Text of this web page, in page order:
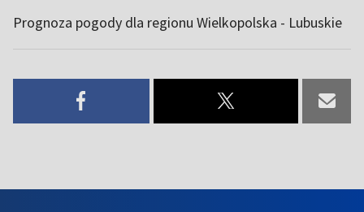
Prognoza pogody dla regionu Wielkopolska - Lubuskie